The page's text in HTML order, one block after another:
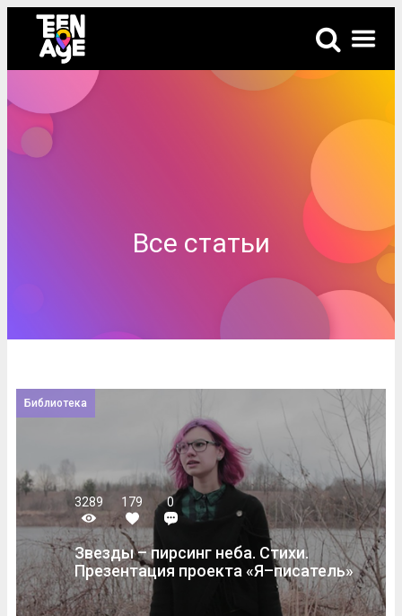
Все статьи
Библиотека
3289 179 0
Звезды – пирсинг неба. Стихи.
Презентация проекта «Я–писатель»